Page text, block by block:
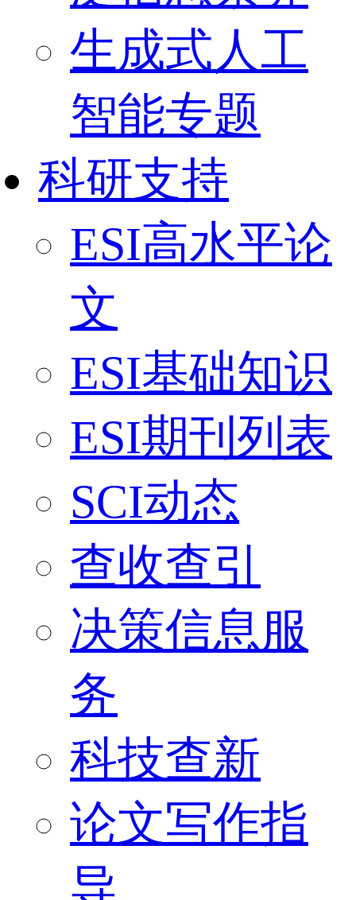
生成式人工
智能专题
科研支持
ESI高水平论
文
ESI基础知识
ESI期刊列表
SCI动态
查收查引
决策信息服
务
科技查新
论文写作指
导